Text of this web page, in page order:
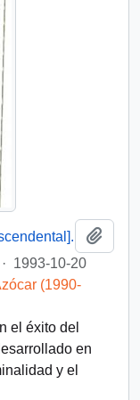
· 1993-10-20
(1990-
el éxito del
en
y el